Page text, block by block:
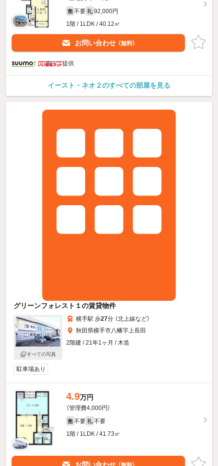
敷 不要 礼 92,000円
1階 / 1LDK / 40.12㎡
お問い合わせ （無料）
提供
イースト・ネオ２のすべての部屋を見る
グリーンフォレスト１の賃貸物件
すべての写真
横手駅 歩27分 （北上線など）
秋田県横手市八幡字上長田
2階建 / 21年1ヶ月 / 木造
駐車場あり
4.9万円
（管理費4,000円）
敷 不要 礼 不要
1階 / 1LDK / 41.73㎡